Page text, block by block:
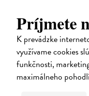
Príjmete
K prevádzke
využívame cookies
funkčnosti,
maximálneho
PEŤULA je krásna a ako
a vo svojich myšlienkach
predstavuje, ako jej
Na sklade ?
17,10 €